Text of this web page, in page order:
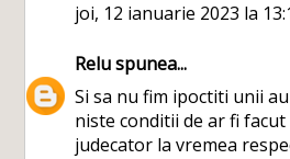
joi, 12 ianuarie 2023 la
Reluspunea...
Si sa nu fim ipoctiti unii
niste conditii de ar fi
judecator la vremea